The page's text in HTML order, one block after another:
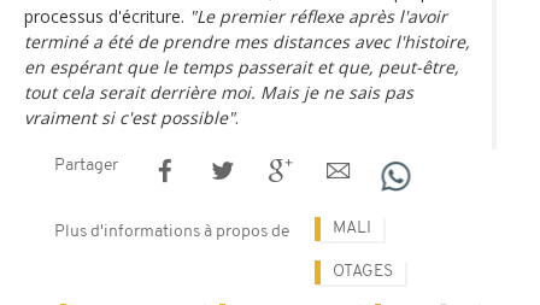
processus d'écriture. "Le premier réflexe après l'avoir
terminé a été de prendre mes distances avec l'histoire,
en espérant que le temps passerait et que, peut-être,
tout cela serait derrière moi. Mais je ne sais pas
vraiment si c'est possible".
Partager
Plus d'informations à propos de MALI
OTAGES